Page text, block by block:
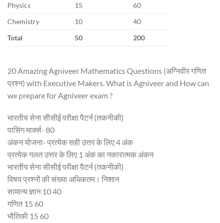
Physics
15
60
Chemistry
10
40
Total
50 200
20 Amazing Agniveer Mathematics Questions (अग्निवीर गणित
प्रश्न) with Executive Makers. What is Agniveer and How can
we prepare for Agniveer exam ?
भारतीय सेना सीसीई परीक्षा पैटर्न (तकनीकी)
पासिंग मार्क्स- 80
अंकन योजना- प्रत्येक सही उत्तर के लिए 4 अंक
प्रत्येक गलत उत्तर के लिए 1 अंक का नकारात्मक अंकन
भारतीय सेना सीसीई परीक्षा पैटर्न (तकनीकी)
विषय प्रश्नों की संख्या अधिकतम। निशान
सामान्य ज्ञान 10 40
गणित 15 60
भौतिकी 15 60